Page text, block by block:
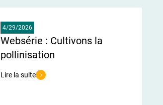
4/29/2026
Websérie : Cultivons la
pollinisation
Lire la suite
de l'article Websérie : Cultivons la pollinisation